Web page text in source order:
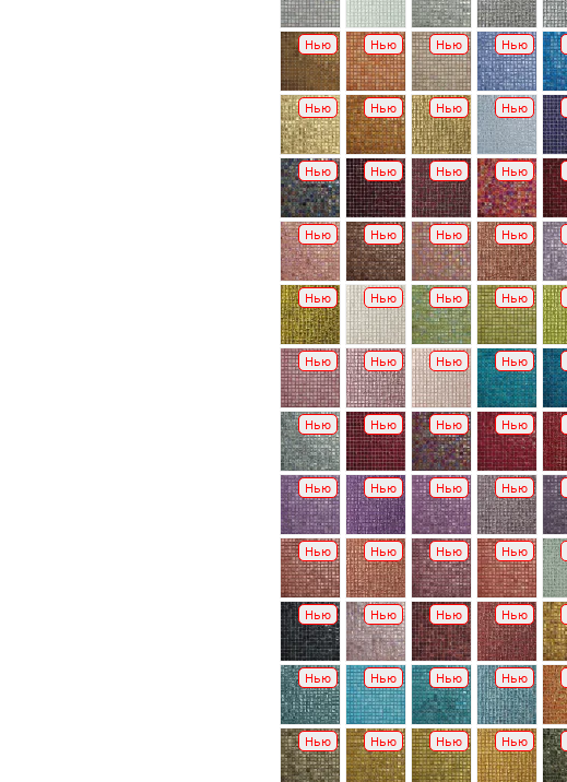
Нью Нью Нью Нью
Нью Нью Нью Нью
Нью Нью Нью Нью
Нью Нью Нью Нью
Нью Нью Нью Нью
Нью Нью Нью Нью
Нью Нью Нью Нью
Нью Нью Нью Нью
Нью Нью Нью Нью
Нью Нью Нью Нью
Нью Нью Нью Нью
Нью Нью Нью Нью